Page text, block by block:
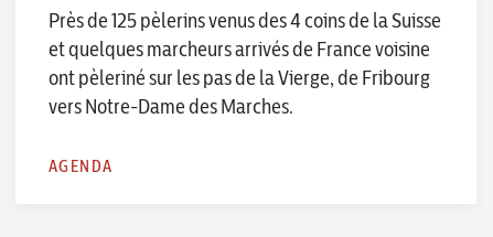
Près de 125 pèlerins venus des 4 coins de la Suisse
et quelques marcheurs arrivés de France voisine
ont pèleriné sur les pas de la Vierge, de Fribourg
vers Notre-Dame des Marches.
AGENDA